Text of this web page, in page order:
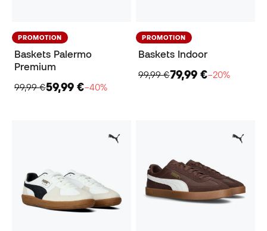
PROMOTION
Baskets Palermo
Premium
99,99 €59,99 €−40%
PROMOTION
Baskets Indoor
99,99 €79,99 €−20%